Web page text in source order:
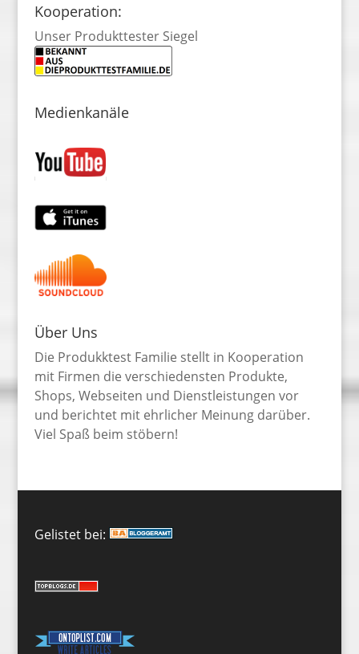
Kooperation:
Unser Produkttester Siegel
Medienkanäle
Über Uns
Die Produkktest Familie stellt in Kooperation
mit Firmen die verschiedensten Produkte,
Shops, Webseiten und Dienstleistungen vor
und berichtet mit ehrlicher Meinung darüber.
Viel Spaß beim stöbern!
Gelistet bei: